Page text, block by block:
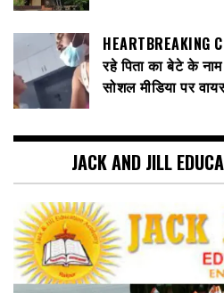
HEARTBREAKING
रहे पिता का बेटे के
सोशल मीडिया पर
JACK AND JILL